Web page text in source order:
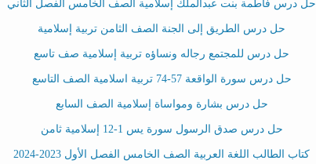
حل درس فاطمة بنت عبدالملك إسلامية الصف الخامس الفصل الثاني
حل درس الطريق إلى الجنة الصف الثامن تربية إسلامية
حل درس للمجتمع رجاله ونساؤه تربية إسلامية صف تاسع
حل درس سورة الواقعة 57-74 تربية اسلامية الصف التاسع
حل درس بشارة ومواساة إسلامية الصف السابع
حل درس صدق الرسول سورة يس 1-12 إسلامية ثامن
كتاب الطالب اللغة العربية الصف الخامس الفصل الأول 2023-2024